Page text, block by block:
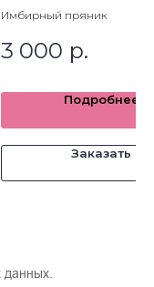
Имбирный пряник
3 000 р.
Подробнее
Заказать